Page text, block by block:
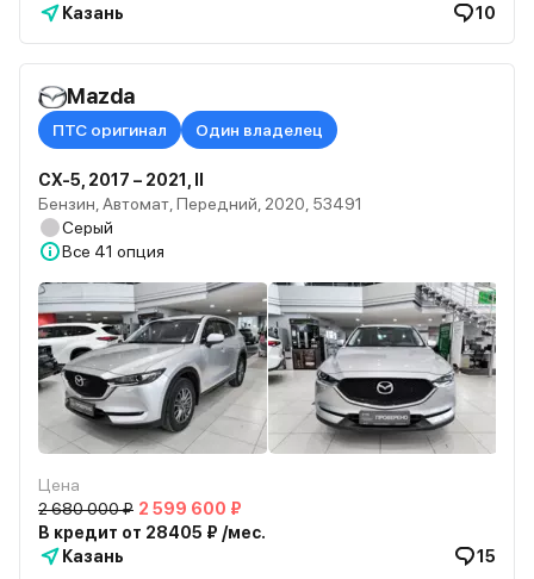
Казань
10
Mazda
ПТС оригинал Один владелец
CX-5, 2017 – 2021, II
Бензин, Автомат, Передний, 2020, 53491
Серый
Все 41 опция
Цена
2 680 000 ₽ 2 599 600 ₽
В кредит от 28405 ₽ /мес.
Казань
15